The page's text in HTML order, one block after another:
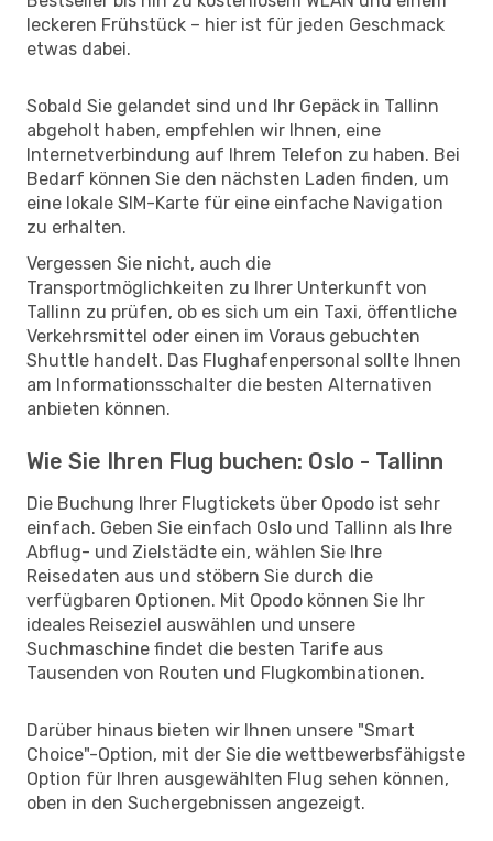
leckeren Frühstück – hier ist für jeden Geschmack
etwas dabei.
Sobald Sie gelandet sind und Ihr Gepäck in Tallinn
abgeholt haben, empfehlen wir Ihnen, eine
Internetverbindung auf Ihrem Telefon zu haben. Bei
Bedarf können Sie den nächsten Laden finden, um
eine lokale SIM-Karte für eine einfache Navigation
zu erhalten.
Vergessen Sie nicht, auch die
Transportmöglichkeiten zu Ihrer Unterkunft von
Tallinn zu prüfen, ob es sich um ein Taxi, öffentliche
Verkehrsmittel oder einen im Voraus gebuchten
Shuttle handelt. Das Flughafenpersonal sollte Ihnen
am Informationsschalter die besten Alternativen
anbieten können.
Wie Sie Ihren Flug buchen: Oslo - Tallinn
Die Buchung Ihrer Flugtickets über Opodo ist sehr
einfach. Geben Sie einfach Oslo und Tallinn als Ihre
Abflug- und Zielstädte ein, wählen Sie Ihre
Reisedaten aus und stöbern Sie durch die
verfügbaren Optionen. Mit Opodo können Sie Ihr
ideales Reiseziel auswählen und unsere
Suchmaschine findet die besten Tarife aus
Tausenden von Routen und Flugkombinationen.
Darüber hinaus bieten wir Ihnen unsere "Smart
Choice"-Option, mit der Sie die wettbewerbsfähigste
Option für Ihren ausgewählten Flug sehen können,
oben in den Suchergebnissen angezeigt.